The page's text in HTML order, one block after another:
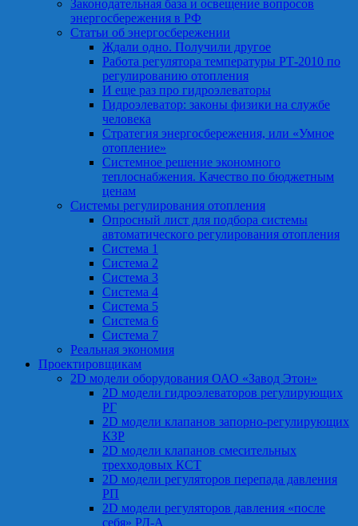
Законодательная база и освещение вопросов
энергосбережения в РФ
Статьи об энергосбережении
Ждали одно. Получили другое
Работа регулятора температуры РТ-2010 по
регулированию отопления
И еще раз про гидроэлеваторы
Гидроэлеватор: законы физики на службе
человека
Стратегия энергосбережения, или «Умное
отопление»
Системное решение экономного
теплоснабжения. Качество по бюджетным
ценам
Системы регулирования отопления
Опросный лист для подбора системы
автоматического регулирования отопления
Система 1
Система 2
Система 3
Система 4
Система 5
Система 6
Система 7
Реальная экономия
Проектировщикам
2D модели оборудования ОАО «Завод Этон»
2D модели гидроэлеваторов регулирующих
РГ
2D модели клапанов запорно-регулирующих
КЗР
2D модели клапанов смесительных
трехходовых КСТ
2D модели регуляторов перепада давления
РП
2D модели регуляторов давления «после
себя» РД-А